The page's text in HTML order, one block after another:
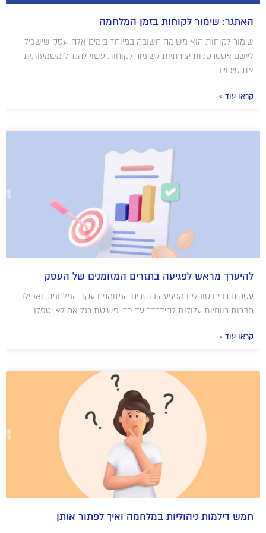
האתגר: שימור לקוחות בזמן המלחמה
שימור לקוחות הוא משימה חשובה במיוחד בימים אלה. עסק שישכיל
ליישם אסטרטגיות יצירתיות לשימור לקוחות עשוי להגדיל משמעותית
את סיכוייו
קראו עוד »
להיערך מראש לפגיעה בתזרים המזומנים של העסק
עסקים רבים סובלים מפגיעה בתזרים המזומנים עקב המלחמה, ואפילו
חברות רווחיות עלולות להידרדר עד כדי פשיטת רגל אם לא יטפלו
קראו עוד »
חמש דילמות ניהוליות במלחמה ואיך לפתור אותן